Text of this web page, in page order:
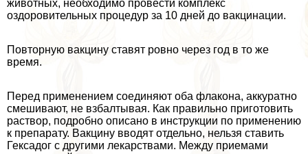
животных, необходимо провести комплекс
оздоровительных процедур за 10 дней до вакцинации.
Повторную вакцину ставят ровно через год в то же
время.
Перед применением соединяют оба флакона, аккуратно
смешивают, не взбалтывая. Как правильно приготовить
раствор, подробно описано в инструкции по применению
к препарату. Вакцину вводят отдельно, нельзя ставить
Гексадог с другими лекарствами. Между приемами